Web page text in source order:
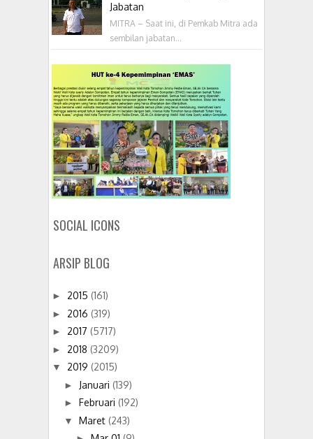
Jabatan
MITRA – Saat ini, di Pemkab Mitra ada
sembilan jabatan...
SOCIAL ICONS
ARSIP BLOG
► 2015 (161)
► 2016 (319)
► 2017 (5717)
► 2018 (3209)
▼ 2019 (2015)
► Januari (139)
► Februari (192)
▼ Maret (243)